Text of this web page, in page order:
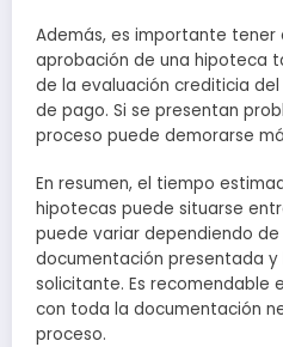
Además, es importante tener
aprobación de una hipoteca
de la evaluación crediticia
de pago. Si se presentan
proceso puede demorarse
En resumen, el tiempo
hipotecas puede situarse
puede variar dependiendo
documentación presentada
solicitante. Es recomendable
con toda la documentación
proceso.